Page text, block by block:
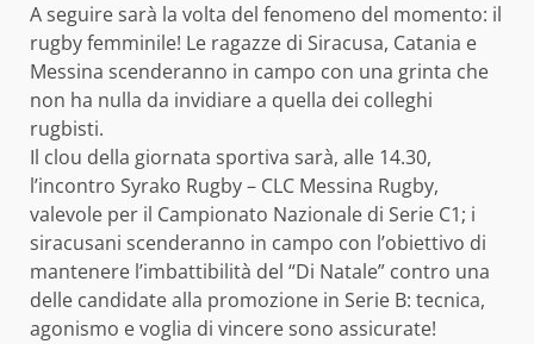
A seguire sarà la volta del fenomeno del momento: il
rugby femminile! Le ragazze di Siracusa, Catania e
Messina scenderanno in campo con una grinta che
non ha nulla da invidiare a quella dei colleghi
rugbisti.
Il clou della giornata sportiva sarà, alle 14.30,
l’incontro Syrako Rugby – CLC Messina Rugby,
valevole per il Campionato Nazionale di Serie C1; i
siracusani scenderanno in campo con l’obiettivo di
mantenere l’imbattibilità del “Di Natale” contro una
delle candidate alla promozione in Serie B: tecnica,
agonismo e voglia di vincere sono assicurate!